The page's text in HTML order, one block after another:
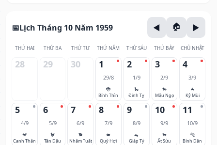
Lịch Tháng 10 Năm 1959
THỨ HAI THỨ BA THỨ TƯ THỨ NĂM THỨ SÁU THỨ BẢY CHỦ NHẬT
28 29 30 1
29/8
🐉
Bính Thìn
2
1/9
🐍
Đinh Tỵ
3
2/9
🐎
Mậu Ngọ
4
3/9
🐐
Kỷ Mùi
5
4/9
🐒
Canh Thân
6
5/9
🐓
Tân Dậu
7
6/9
🐕
Nhâm Tuất
8
7/9
🐖
Quý Hợi
9
8/9
🐀
Giáp Tý
10
9/9
🐂
Ất Sửu
11
10/9
🐅
Bính Dần